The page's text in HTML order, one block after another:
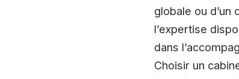
globale ou
l’expertise
dans
Choisir un